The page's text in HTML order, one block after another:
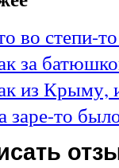
во степи-
за
из Крыму,
заре-то